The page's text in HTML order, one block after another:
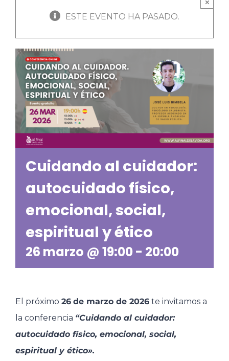
ESTE EVENTO HA PASADO.
×
Cuidando al cuidador:
autocuidado físico,
emocional, social,
espiritual y ético
26 marzo @ 19:00 - 20:00
El próximo 26 de marzo de 2026 te invitamos a
la conferencia “Cuidando al cuidador:
autocuidado físico, emocional, social,
espiritual y ético».